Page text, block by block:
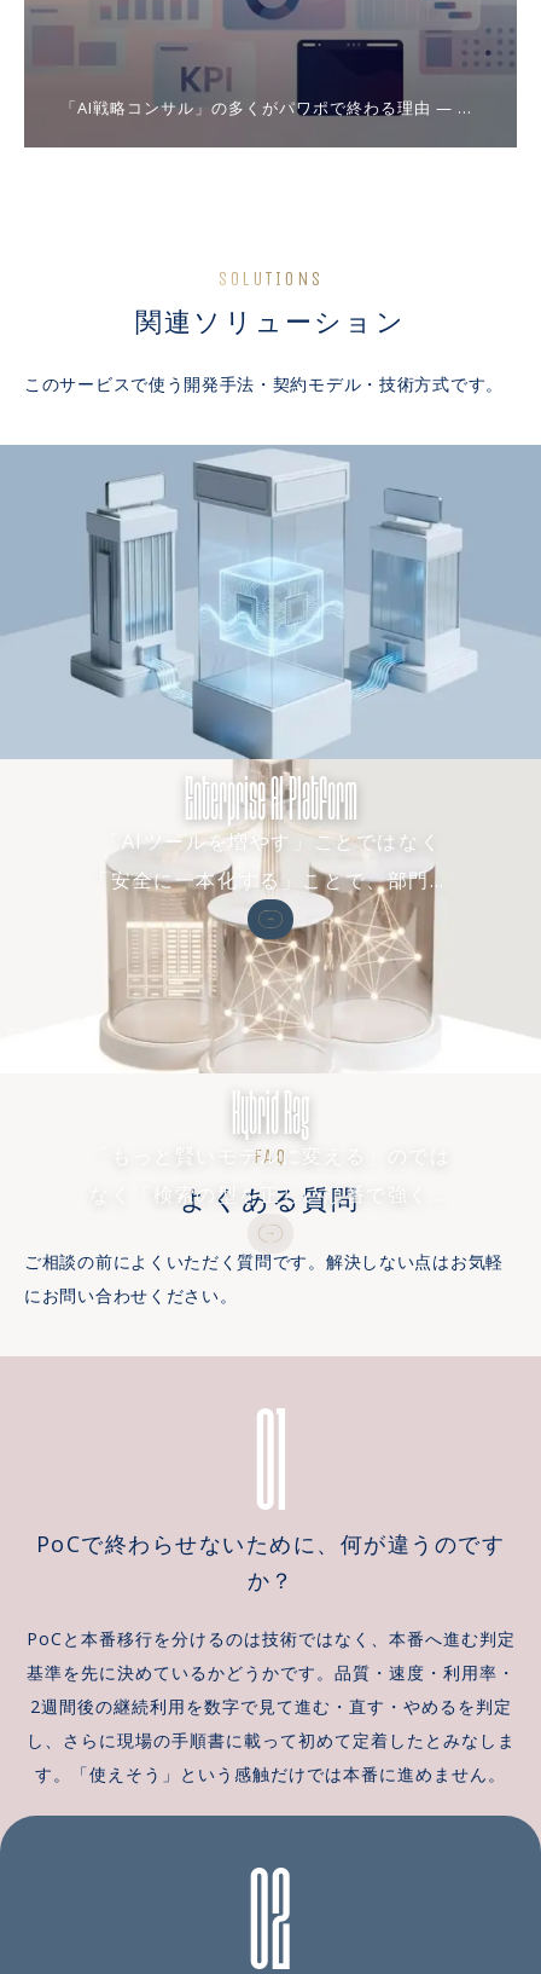
「AI戦略コンサル」の多くがパワポで終わる理由 ― 立
SOLUTIONS
関連ソリューション
このサービスで使う開発手法・契約モデル・技術方式です。
Enterprise AI Platform
「AIツールを増やす」ことではなく
「安全に一本化する」ことで、部門ご
とに乱立したAI活用を、認証・コス
ト・利用ログが見える全社基盤に変え
ます
Hybrid Rag
「もっと賢いモデルに変える」のでは
なく「検索の型を正しい順番で強くす
る」ことで、頭打ちになった社内RAG
の精度をもう一段引き上げます
FAQ
よくある質問
ご相談の前によくいただく質問です。解決しない点はお気軽
にお問い合わせください。
01
PoCで終わらせないために、何が違うのです
か？
PoCと本番移行を分けるのは技術ではなく、本番へ進む判定
基準を先に決めているかどうかです。品質・速度・利用率・
2週間後の継続利用を数字で見て進む・直す・やめるを判定
し、さらに現場の手順書に載って初めて定着したとみなしま
す。「使えそう」という感触だけでは本番に進めません。
02